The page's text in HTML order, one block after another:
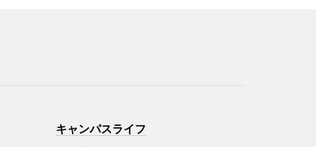
キャンパスライフ